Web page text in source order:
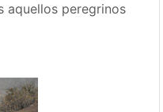
aquellos peregrinos